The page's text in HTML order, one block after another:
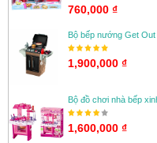
760,000 ₫
Bộ bếp nướng Get Out
1,900,000 ₫
Bộ đồ chơi nhà bếp
1,600,000 ₫